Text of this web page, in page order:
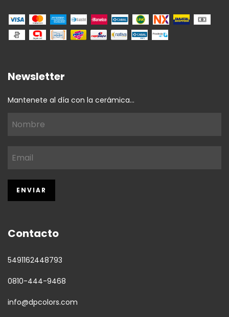
Newsletter
Mantenete al día con la cerámica...
Contacto
5491162448793
0810-444-9468
info@dpcolors.com